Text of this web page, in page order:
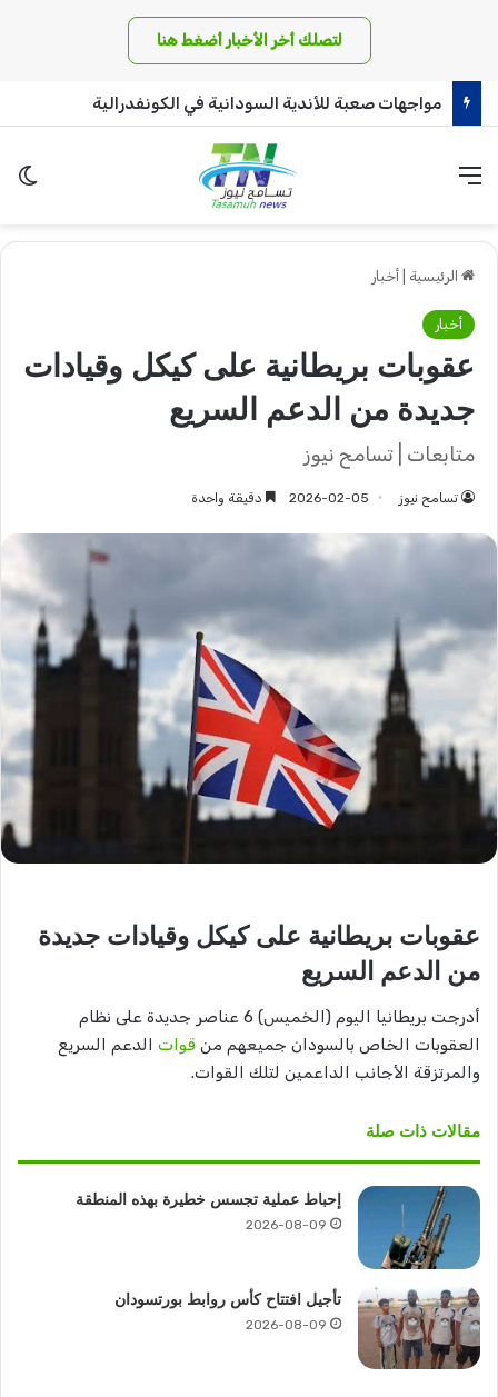
لتصلك أخر الأخبار أضغط هنا
مواجهات صعبة للأندية السودانية في الكونفدرالية
القائمة
الرئيسية أخبار
أخبار
عقوبات بريطانية على كيكل وقيادات
جديدة من الدعم السريع
متابعات | تسامح نيوز
تسامح نيوز 2026-02-05 دقيقة واحدة
عقوبات بريطانية على كيكل وقيادات جديدة
من الدعم السريع
أدرجت بريطانيا اليوم (الخميس) 6 عناصر جديدة على نظام
العقوبات الخاص بالسودان جميعهم من قوات الدعم السريع
والمرتزقة الأجانب الداعمين لتلك القوات.
مقالات ذات صلة
إحباط عملية تجسس خطيرة بهذه المنطقة
2026-08-09
تأجيل افتتاح كأس روابط بورتسودان
2026-08-09